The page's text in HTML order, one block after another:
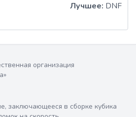
Лучшее: DNF
организация
заключающееся в сборке кубика